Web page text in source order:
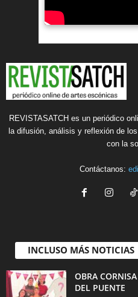
REVISTASATCH es un periódico
la difusión, análisis y reflexión de
con la
Contáctanos:
INCLUSO MÁS NOTICIAS
OBRA
DEL PUENTE